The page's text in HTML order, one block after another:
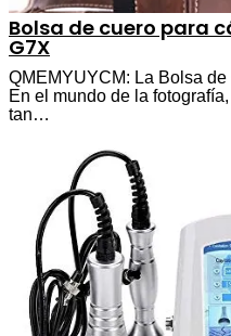
Bolsa de cuero para
G7X
QMEMYUYCM: La Bolsa
En el mundo de la
tan…